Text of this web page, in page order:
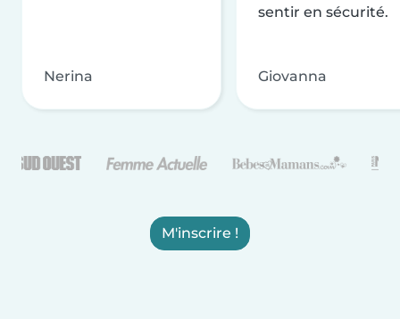
Nerina
sentir en sécurité.
Giovanna
M'inscrire !